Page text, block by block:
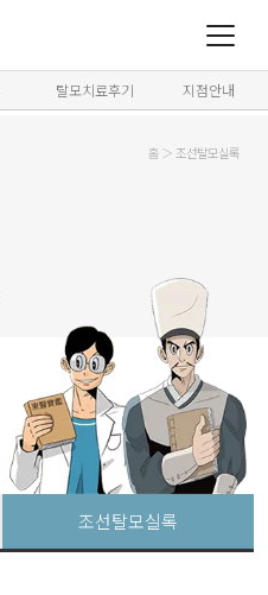
탈모치료후기 지점안내
홈 ＞ 조선탈모실록
조선탈모실록